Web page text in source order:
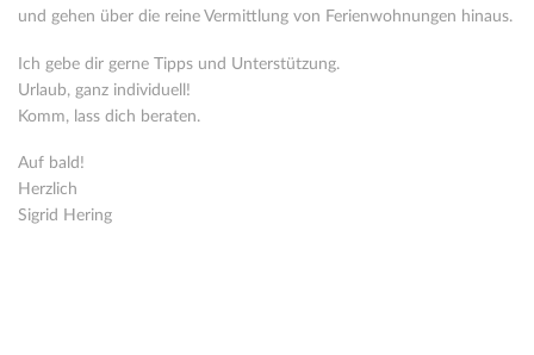
und gehen über die reine Vermittlung von Ferienwohnungen hinaus.
Ich gebe dir gerne Tipps und Unterstützung.
Urlaub, ganz individuell!
Komm, lass dich beraten.
Auf bald!
Herzlich
Sigrid Hering